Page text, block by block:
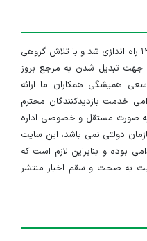
سایت ایران استخدام در تاریخ ۱۳۹۱/۱/۱۰ راه اندازی شد و با تلاش گروهی
جهت تبدیل شدن به مرجع بروز
همیشگی همکاران ما ارائه
خدمت بازدیدکنندگان محترم
صورت مستقل و خصوصی اداره
دولتی نمی باشد، این سایت
بوده و بنابراین لازم است که
به صحت و سقم اخبار منتشر